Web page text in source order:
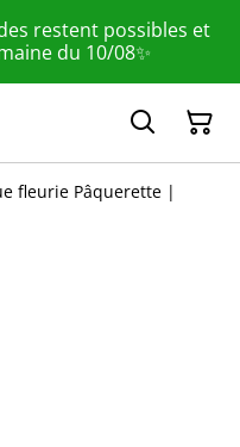
restent possibles et
du 10/08✨
fleurie Pâquerette |